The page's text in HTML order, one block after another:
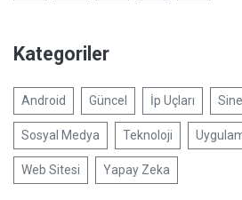
Kategoriler
Android Güncel İp Uçları
Sosyal Medya Teknoloji
Web Sitesi Yapay Zeka